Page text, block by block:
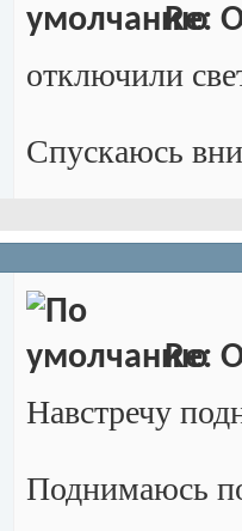
Re:
отключили
Спускаюсь
Re:
Навстречу
Поднимаюсь